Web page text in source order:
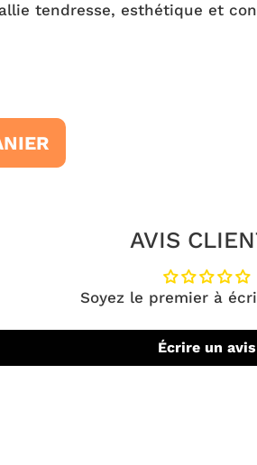
tendresse, esthétique et
AVIS
Soyez le premier à
Écrire un avis